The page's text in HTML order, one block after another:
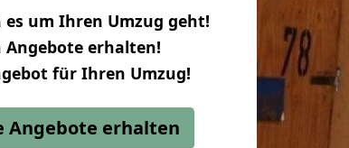
um Ihren Umzug geht!
erhalten!
für Ihren Umzug!
Angebote erhalten